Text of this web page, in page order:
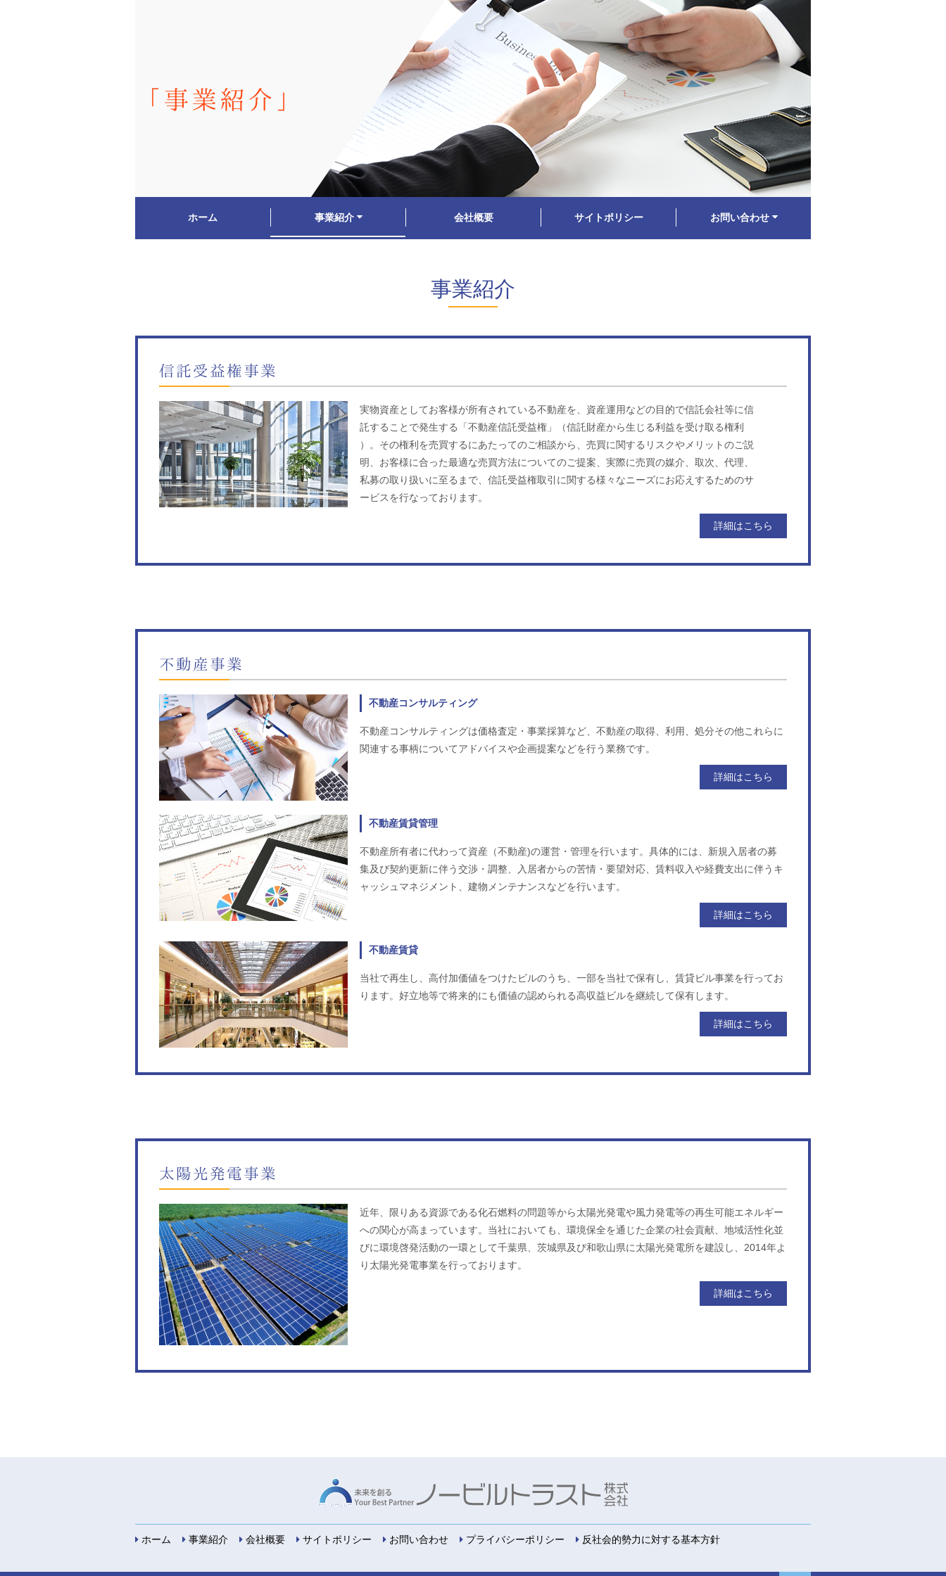
「事業紹介」
ホーム 事業紹介 会社概要 サイトポリシー お問い合わせ
事業紹介
信託受益権事業
実物資産としてお客様が所有されている不動産を、資産運用などの目的で信託会社等に信
託することで発生する「不動産信託受益権」（信託財産から生じる利益を受け取る権利
）。その権利を売買するにあたってのご相談から、売買に関するリスクやメリットのご説
明、お客様に合った最適な売買方法についてのご提案、実際に売買の媒介、取次、代理、
私募の取り扱いに至るまで、信託受益権取引に関する様々なニーズにお応えするためのサ
ービスを行なっております。
詳細はこちら
不動産事業
不動産コンサルティング
不動産コンサルティングは価格査定・事業採算など、不動産の取得、利用、処分その他これらに
関連する事柄についてアドバイスや企画提案などを行う業務です。
詳細はこちら
不動産賃貸管理
不動産所有者に代わって資産（不動産)の運営・管理を行います。具体的には、新規入居者の募
集及び契約更新に伴う交渉・調整、入居者からの苦情・要望対応、賃料収入や経費支出に伴うキ
ャッシュマネジメント、建物メンテナンスなどを行います。
詳細はこちら
不動産賃貸
当社で再生し、高付加価値をつけたビルのうち、一部を当社で保有し、賃貸ビル事業を行ってお
ります。好立地等で将来的にも価値の認められる高収益ビルを継続して保有します。
詳細はこちら
太陽光発電事業
近年、限りある資源である化石燃料の問題等から太陽光発電や風力発電等の再生可能エネルギー
への関心が高まっています。当社においても、環境保全を通じた企業の社会貢献、地域活性化並
びに環境啓発活動の一環として千葉県、茨城県及び和歌山県に太陽光発電所を建設し、2014年よ
り太陽光発電事業を行っております。
詳細はこちら
ホーム 事業紹介 会社概要 サイトポリシー お問い合わせ プライバシーポリシー 反社会的勢力に対する基本方針